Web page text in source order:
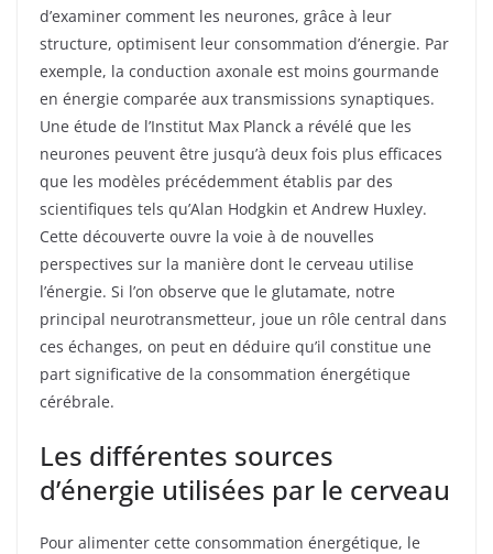
d’examiner comment les neurones, grâce à leur
structure, optimisent leur consommation d’énergie. Par
exemple, la conduction axonale est moins gourmande
en énergie comparée aux transmissions synaptiques.
Une étude de l’Institut Max Planck a révélé que les
neurones peuvent être jusqu’à deux fois plus efficaces
que les modèles précédemment établis par des
scientifiques tels qu’Alan Hodgkin et Andrew Huxley.
Cette découverte ouvre la voie à de nouvelles
perspectives sur la manière dont le cerveau utilise
l’énergie. Si l’on observe que le glutamate, notre
principal neurotransmetteur, joue un rôle central dans
ces échanges, on peut en déduire qu’il constitue une
part significative de la consommation énergétique
cérébrale.
Les différentes sources
d’énergie utilisées par le cerveau
Pour alimenter cette consommation énergétique, le